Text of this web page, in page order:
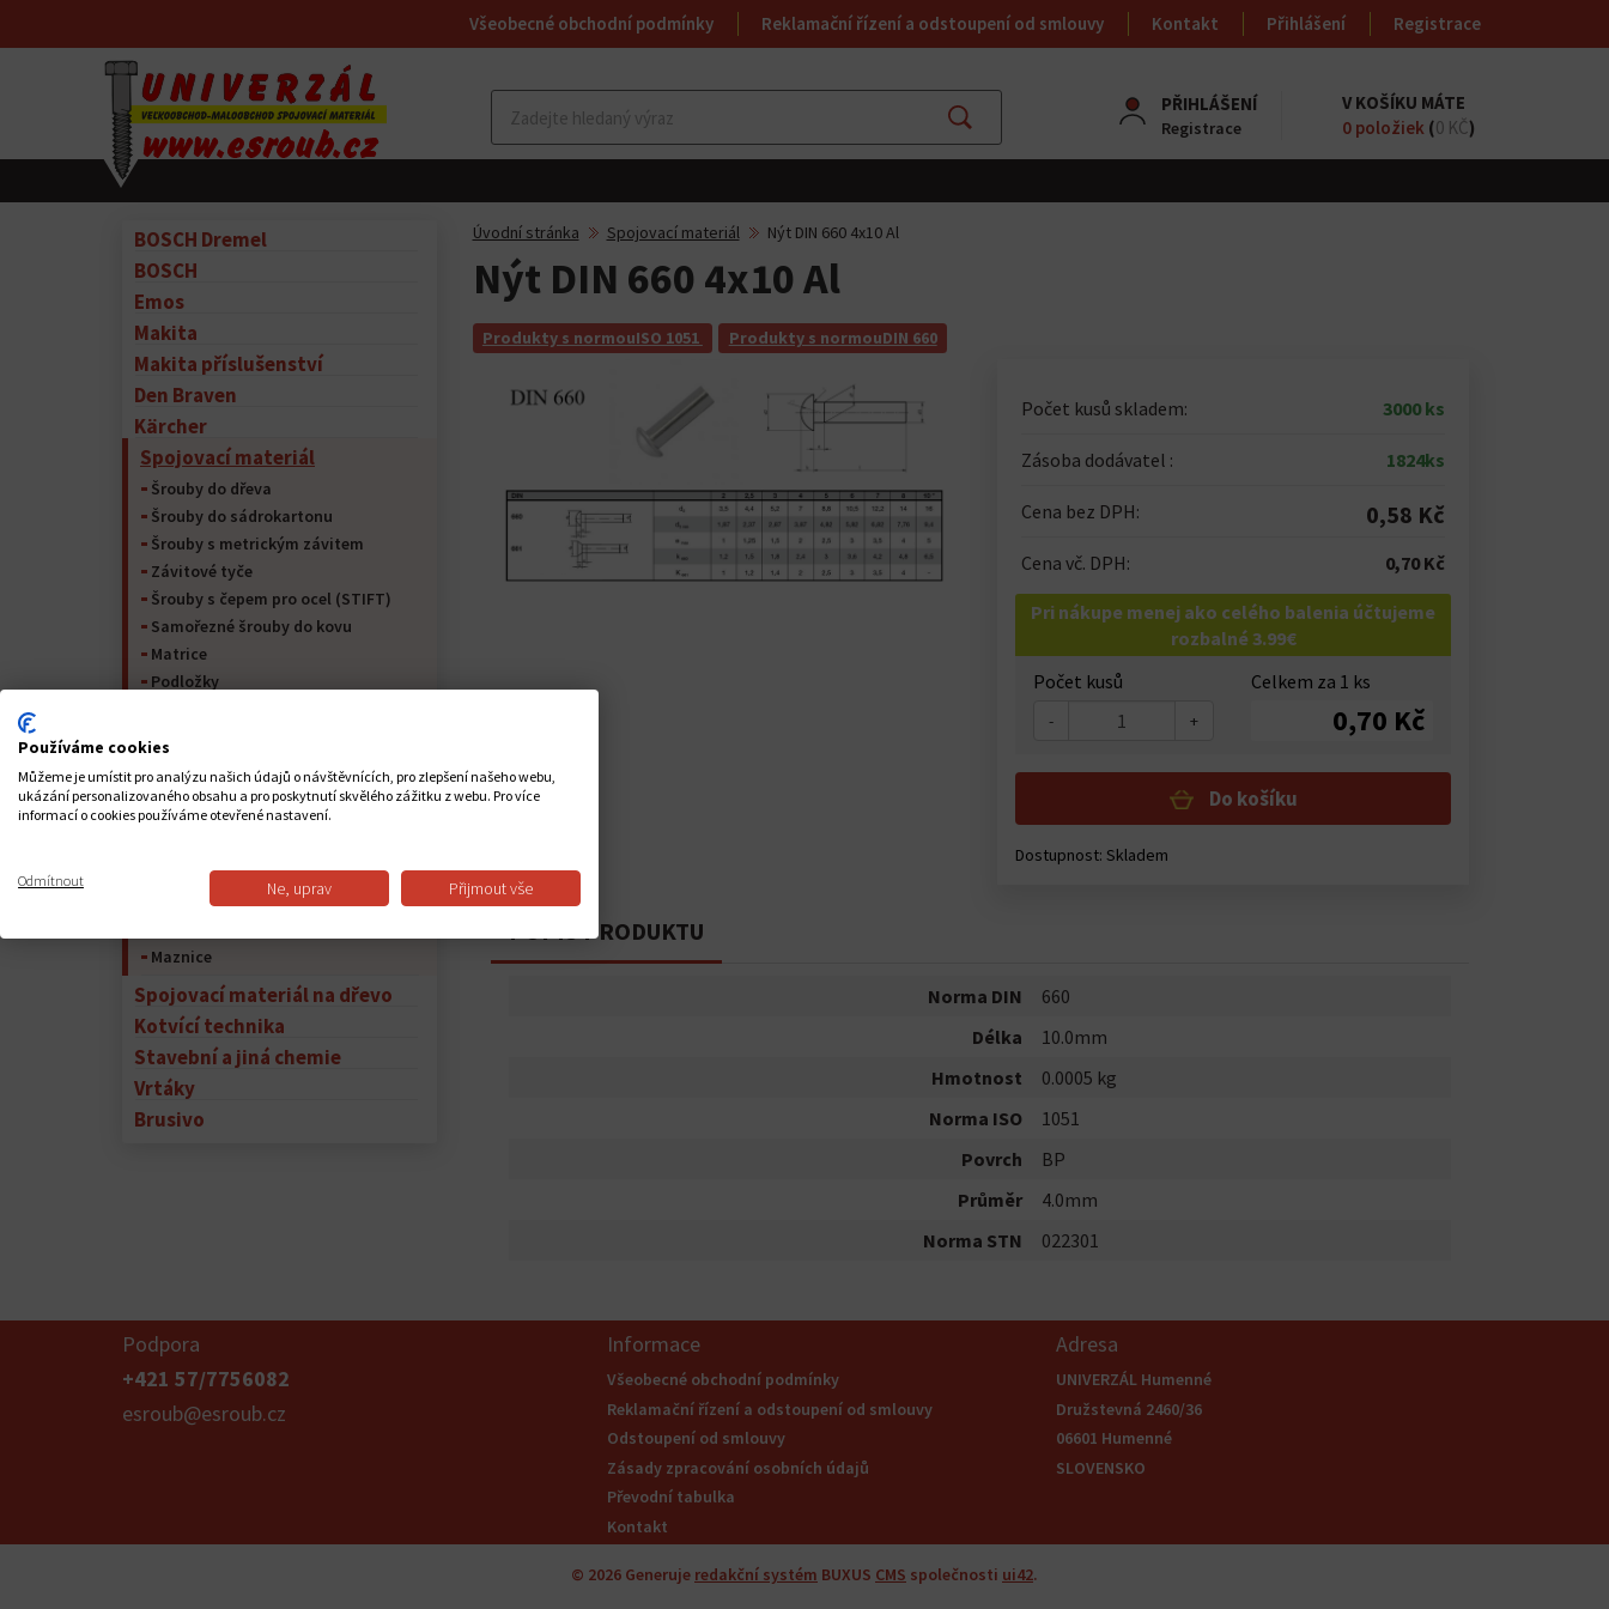
Všeobecné obchodní podmínky Reklamační řízení a odstoupení od smlouvy Kontakt Přihlášení Registrace
Najít
PŘIHLÁŠENÍ
Registrace
V KOŠÍKU MÁTE
0 položiek (0 KČ)
BOSCH Dremel
BOSCH
Emos
Makita
Makita příslušenství
Den Braven
Kärcher
Spojovací materiál
Šrouby do dřeva
Šrouby do sádrokartonu
Šrouby s metrickým závitem
Závitové tyče
Šrouby s čepem pro ocel (STIFT)
Samořezné šrouby do kovu
Matrice
Podložky
Kolíky
Spojovací materiál pro nábytek
Maznice
Spojovací materiál na dřevo
Kotvící technika
Stavební a jiná chemie
Vrtáky
Brusivo
Úvodní stránka Spojovací materiál Nýt DIN 660 4x10 Al
Nýt DIN 660 4x10 Al
Produkty s normouISO 1051 Produkty s normouDIN 660
Počet kusů skladem: 3000 ks
Zásoba dodávatel : 1824ks
Cena bez DPH: 0,58 Kč
Cena vč. DPH: 0,70 Kč
Pri nákupe menej ako celého balenia účtujeme
rozbalné 3.99€
Počet kusů
- +
Celkem za 1 ks
0,70 Kč
Do košíku
Dostupnost:Skladem
POPIS PRODUKTU
Norma DIN
660
Délka
10.0mm
Hmotnost
0.0005 kg
Norma ISO
1051
Povrch
BP
Průměr
4.0mm
Norma STN
022301
Podpora
+421 57/7756082
esroub@esroub.cz
Informace
Všeobecné obchodní podmínky
Reklamační řízení a odstoupení od smlouvy
Odstoupení od smlouvy
Zásady zpracování osobních údajů
Převodní tabulka
Kontakt
Adresa
UNIVERZÁL Humenné
Družstevná 2460/36
06601 Humenné
SLOVENSKO
© 2026 Generuje redakční systém BUXUS CMS společnosti ui42.
Používáme cookies
Můžeme je umístit pro analýzu našich údajů o návštěvnících, pro zlepšení našeho webu,
ukázání personalizovaného obsahu a pro poskytnutí skvělého zážitku z webu. Pro více
informací o cookies používáme otevřené nastavení.
Odmítnout Ne, uprav Přijmout vše